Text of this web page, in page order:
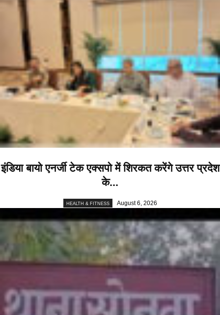
इंडिया बायो एनर्जी टेक एक्सपो में शिरकत करेंगे उत्तर प्रदेश
के...
HEALTH & FITNESS August 6, 2026